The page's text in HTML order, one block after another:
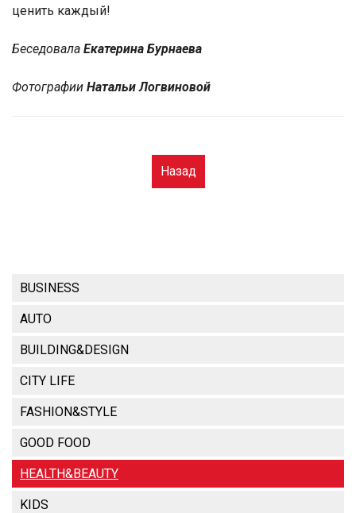
ценить каждый!
Беседовала Екатерина Бурнаева
Фотографии Натальи Логвиновой
Назад
BUSINESS
AUTO
BUILDING&DESIGN
CITY LIFE
FASHION&STYLE
GOOD FOOD
HEALTH&BEAUTY
KIDS